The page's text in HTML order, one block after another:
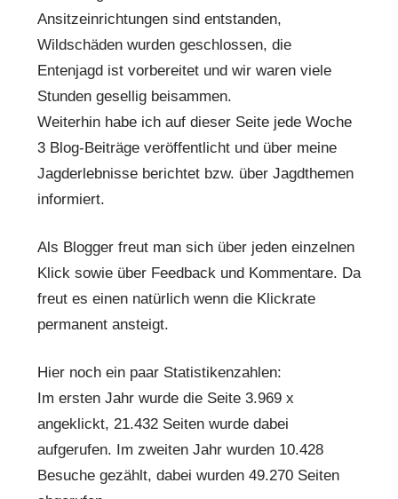
Ansitzeinrichtungen sind entstanden,
Wildschäden wurden geschlossen, die
Entenjagd ist vorbereitet und wir waren viele
Stunden gesellig beisammen.
Weiterhin habe ich auf dieser Seite jede Woche
3 Blog-Beiträge veröffentlicht und über meine
Jagderlebnisse berichtet bzw. über Jagdthemen
informiert.
Als Blogger freut man sich über jeden einzelnen
Klick sowie über Feedback und Kommentare. Da
freut es einen natürlich wenn die Klickrate
permanent ansteigt.
Hier noch ein paar Statistikenzahlen:
Im ersten Jahr wurde die Seite 3.969 x
angeklickt, 21.432 Seiten wurde dabei
aufgerufen. Im zweiten Jahr wurden 10.428
Besuche gezählt, dabei wurden 49.270 Seiten